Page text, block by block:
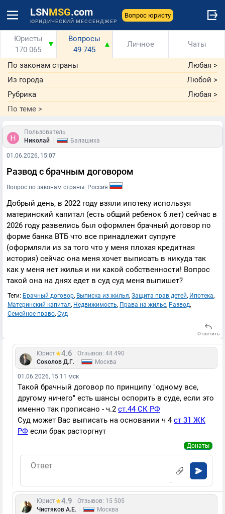
LSNMSG.com
ЮРИДИЧЕСКИЙ МЕССЕНДЖЕР
Вопрос юристу
Юристы
170 065
▼
Вопросы
49 745
▲ Личное Чаты
По законам страны Любая >
Из города
Любой >
Рубрика
Любая >
По теме >
Пользователь
Николай
Балашиха
01.06.2026, 15:07
Развод с брачным договором
Вопрос по законам страны: Россия
Добрый день, в 2022 году взяли ипотеку используя
материнский капитал (есть общий ребенок 6 лет) сейчас в
2026 году развелись был оформлен брачный договор по
форме банка ВТБ что все принадлежит супруге
(оформляли из за того что у меня плохая кредитная
история) сейчас она меня хочет выписать в никуда так
как у меня нет жилья и ни какой собственности! Вопрос
такой она на днях едет в суд суд меня выпишет?
Теги: Брачный договор, Выписка из жилья, Защита прав детей, Ипотека,
Материнский капитал, Недвижимость, Права на жилье, Развод,
Семейное право, Суд
Ответить
Юрист 4.6
Отзывов: 44 490
Соколов Д.Г.
Москва
01.06.2026, 15:11 мск
Такой брачный договор по принципу "одному все,
другому ничего" есть шансы оспорить в суде, если это
именно так прописано - ч.2 ст.44 СК РФ
Суд может Вас выписать на основании ч 4ст 31 ЖК
РФ если брак расторгнут
Донаты
Юрист 4.9
Отзывов: 15 505
Чистяков А.Е.
Москва